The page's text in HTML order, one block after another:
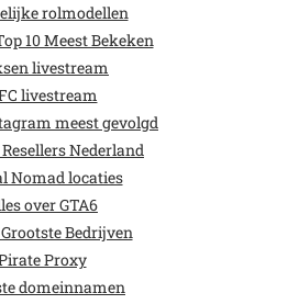
rolmodellen
10 Meest Bekeken
livestream
livestream
meest gevolgd
Nederland
Nomad locaties
over GTA6
Bedrijven
Proxy
domeinnamen